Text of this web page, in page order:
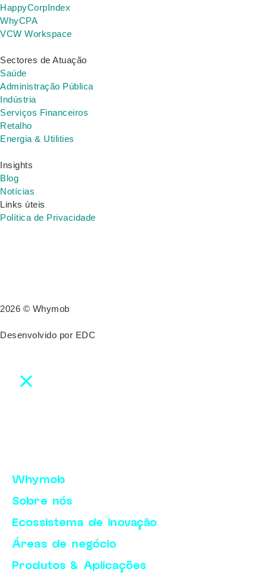
HappyCorpIndex
WhyCPA
VCW Workspace
Sectores de Atuação
Saúde
Administração Pública
Indústria
Serviços Financeiros
Retalho
Energia & Utilities
Insights
Blog
Notícias
Links úteis
Política de Privacidade
2026 © Whymob
Desenvolvido por EDC
Whymob
Sobre nós
Ecossistema de Inovação
Áreas de negócio
Produtos & Aplicações